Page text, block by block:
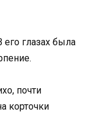
его глазах была
почти
корточки